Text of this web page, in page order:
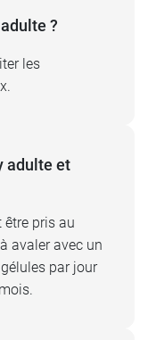
intolérants à
associé à un
particulier un
(dérivés
risque de
d’une
de
?
les
adulte et
pris au
avaler avec un
par jour